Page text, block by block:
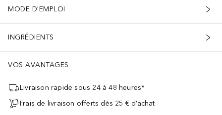
MODE D'EMPLOI
INGRÉDIENTS
VOS AVANTAGES
Livraison rapide sous 24 à 48 heures*
Frais de livraison offerts dès 25 € d’achat